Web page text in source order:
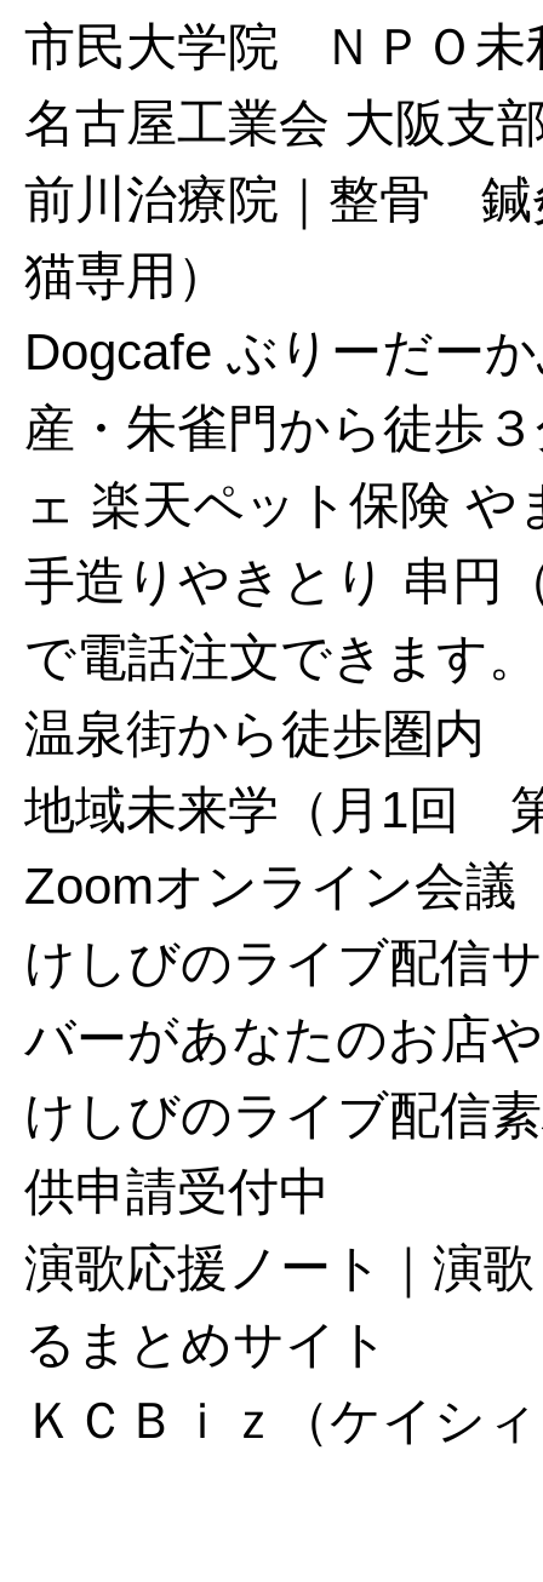
市民大学院
ＮＰＯ
名古屋工業会 大阪支
前川治療院｜整骨
猫専用）
Dogcafe ぶりーだー
産・朱雀門から徒歩
ェ 楽天ペット保険 や
手造りやきとり 串円
で電話注文できます
温泉街から徒歩圏内
地域未来学（月1回
Zoomオンライン会議
けしびのライブ配信
バーがあなたのお店
けしびのライブ配信
供申請受付中
演歌応援ノート｜演
るまとめサイト
ＫＣＢｉｚ（ケイシ